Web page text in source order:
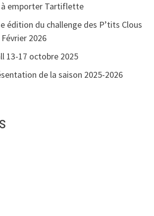
à emporter Tartiflette
édition du challenge des P’tits Clous
2026
13-17 octobre 2025
de la saison 2025-2026